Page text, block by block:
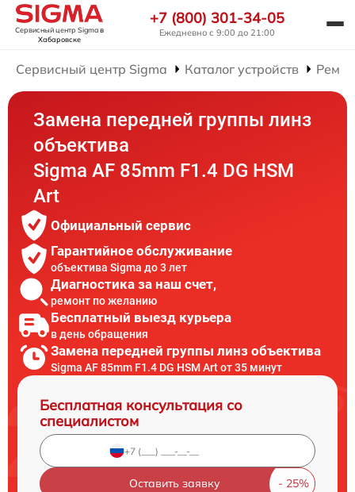
Сервисный центр Sigmaв
Хабаровске
+7 (800) 301-34-05
Ежедневно с 9:00 до 21:00
Сервисный центр Sigma Каталог устройств
Замена передней группы линз
объектива
Sigma AF 85mm F1.4 DG HSM
Art
Официальный сервис
Гарантийное обслуживание
объектива Sigma до 3 лет
Диагностика за наш счет,
ремонт по желанию
Бесплатный выезд курьера
в день обращения
Замена передней группы линз объектива
Sigma AF 85mm F1.4 DG HSM Art от 35 минут
Бесплатная консультация со
специалистом
Оставить заявку